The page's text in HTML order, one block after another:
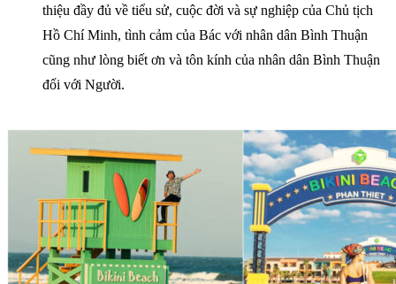
thiệu đầy đủ về tiểu sử, cuộc đời và sự nghiệp của Chủ tịch
Hồ Chí Minh, tình cảm của Bác với nhân dân Bình Thuận
cũng như lòng biết ơn và tôn kính của nhân dân Bình Thuận
đối với Người.